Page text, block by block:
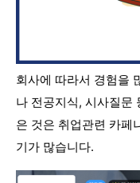
회사에 따라서 경험을
나 전공지식, 시사질문
은 것은 취업관련 카페
기가 많습니다.